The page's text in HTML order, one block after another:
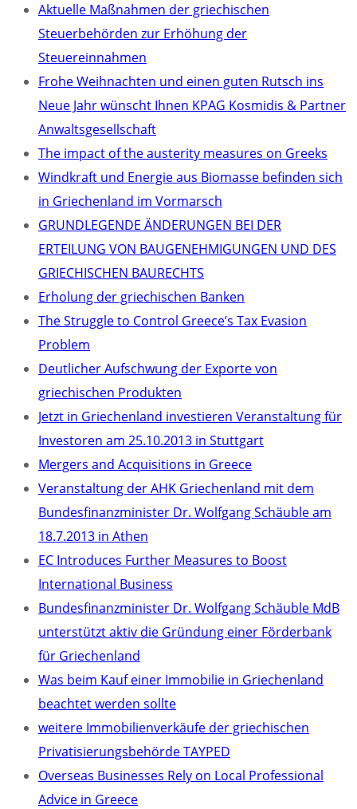
Aktuelle Maßnahmen der griechischen
Steuerbehörden zur Erhöhung der
Steuereinnahmen
Frohe Weihnachten und einen guten Rutsch ins
Neue Jahr wünscht Ihnen KPAG Kosmidis & Partner
Anwaltsgesellschaft
The impact of the austerity measures on Greeks
Windkraft und Energie aus Biomasse befinden sich
in Griechenland im Vormarsch
GRUNDLEGENDE ÄNDERUNGEN BEI DER
ERTEILUNG VON BAUGENEHMIGUNGEN UND DES
GRIECHISCHEN BAURECHTS
Erholung der griechischen Banken
The Struggle to Control Greece’s Tax Evasion
Problem
Deutlicher Aufschwung der Exporte von
griechischen Produkten
Jetzt in Griechenland investieren Veranstaltung für
Investoren am 25.10.2013 in Stuttgart
Mergers and Acquisitions in Greece
Veranstaltung der AHK Griechenland mit dem
Bundesfinanzminister Dr. Wolfgang Schäuble am
18.7.2013 in Athen
EC Introduces Further Measures to Boost
International Business
Bundesfinanzminister Dr. Wolfgang Schäuble MdB
unterstützt aktiv die Gründung einer Förderbank
für Griechenland
Was beim Kauf einer Immobilie in Griechenland
beachtet werden sollte
weitere Immobilienverkäufe der griechischen
Privatisierungsbehörde TAYPED
Overseas Businesses Rely on Local Professional
Advice in Greece